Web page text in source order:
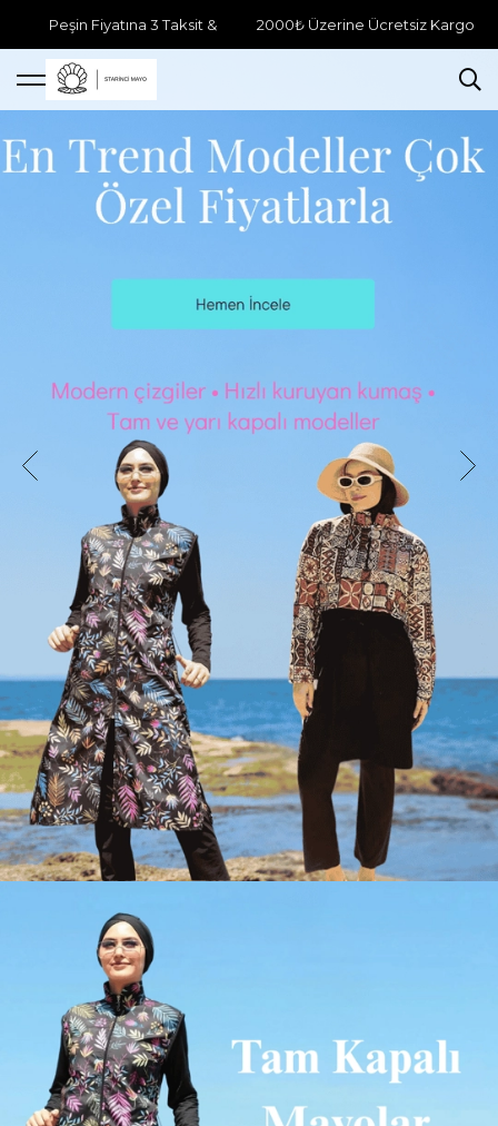
Peşin Fiyatına 3 Taksit & 2000₺ Üzerine Ücretsiz Kargo